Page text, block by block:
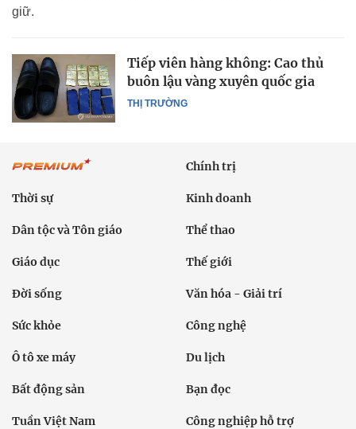
giữ.
THỊ TRƯỜNG
Tiếp viên hàng không: Cao thủ
buôn lậu vàng xuyên quốc gia
Chính trị
Thời sự Kinh doanh
Dân tộc và Tôn giáo Thể thao
Giáo dục Thế giới
Đời sống Văn hóa - Giải trí
Sức khỏe Công nghệ
Ô tô xe máy Du lịch
Bất động sản Bạn đọc
Tuần Việt Nam Công nghiệp hỗ trợ